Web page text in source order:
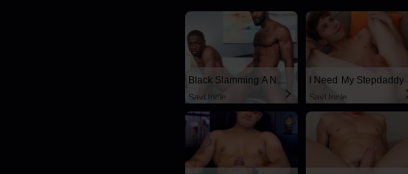
Black Slamming A Nerd
SayUncle
I Need My Stepdaddy
SayUncle